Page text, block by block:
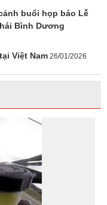
buổi họp báo Lễ
Bình Dương
Việt Nam 26/01/2026